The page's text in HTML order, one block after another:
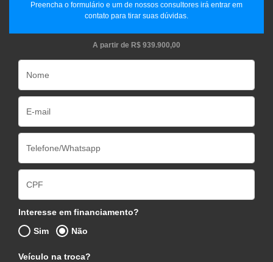
Preencha o formulário e um de nossos consultores irá entrar em
contato para tirar suas dúvidas.
A partir de R$ 939.900,00
Interesse em financiamento?
Sim
Não
Veículo na troca?